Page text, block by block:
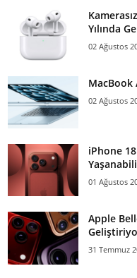
Yılında
02 Ağustos
MacBook
02 Ağustos
iPhone
01 Ağustos
Apple
31 Temmuz